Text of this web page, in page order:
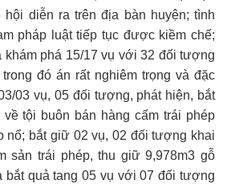
diễn ra trên địa bàn huyện; tình
pháp luật tiếp tục được kiềm chế;
khám phá 15/17 vụ với 32 đối tượng
đó án rất nghiêm trọng và đặc
03 vụ, 05 đối tượng, phát hiện, bắt
tội buôn bán hàng cấm trái phép
nổ; bắt giữ 02 vụ, 02 đối tượng khai
sản trái phép, thu giữ 9,978m3 gỗ
bắt quả tang 05 vụ với 07 đối tượng